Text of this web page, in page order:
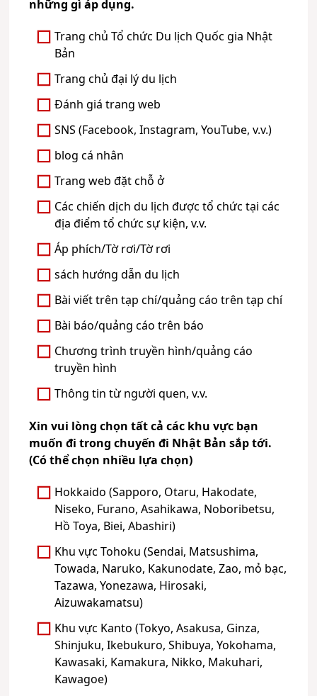
những gì áp dụng.
Trang chủ Tổ chức Du lịch Quốc gia Nhật
Bản
Trang chủ đại lý du lịch
Đánh giá trang web
SNS (Facebook, Instagram, YouTube, v.v.)
blog cá nhân
Trang web đặt chỗ ở
Các chiến dịch du lịch được tổ chức tại các
địa điểm tổ chức sự kiện, v.v.
Áp phích/Tờ rơi/Tờ rơi
sách hướng dẫn du lịch
Bài viết trên tạp chí/quảng cáo trên tạp chí
Bài báo/quảng cáo trên báo
Chương trình truyền hình/quảng cáo
truyền hình
Thông tin từ người quen, v.v.
Xin vui lòng chọn tất cả các khu vực bạn
muốn đi trong chuyến đi Nhật Bản sắp tới.
(Có thể chọn nhiều lựa chọn)
Hokkaido (Sapporo, Otaru, Hakodate,
Niseko, Furano, Asahikawa, Noboribetsu,
Hồ Toya, Biei, Abashiri)
Khu vực Tohoku (Sendai, Matsushima,
Towada, Naruko, Kakunodate, Zao, mỏ bạc,
Tazawa, Yonezawa, Hirosaki,
Aizuwakamatsu)
Khu vực Kanto (Tokyo, Asakusa, Ginza,
Shinjuku, Ikebukuro, Shibuya, Yokohama,
Kawasaki, Kamakura, Nikko, Makuhari,
Kawagoe)